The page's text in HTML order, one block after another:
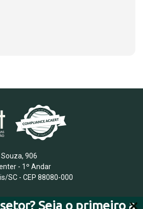
Seja o primeiro a
906
- 1º Andar
SC - CEP 88080-000